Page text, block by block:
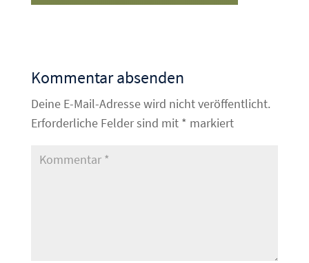
Kommentar absenden
Deine E-Mail-Adresse wird nicht veröffentlicht.
Erforderliche Felder sind mit * markiert